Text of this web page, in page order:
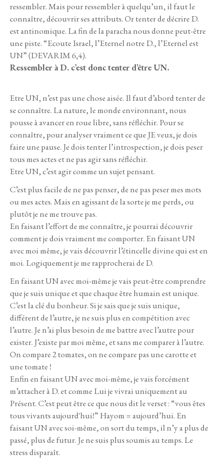
ressembler. Mais pour ressembler à quelqu’un, il faut le
connaître, découvrir ses attributs. Or tenter de décrire D.
est antinomique. La fin de la paracha nous donne peut-être
une piste. “Ecoute Israel, l’Eternel notre D., l’Eternel est
UN” (DEVARIM 6,4).
Ressembler à D. c’est donc tenter d’être UN.
Etre UN, n’est pas une chose aisée. Il faut d’abord tenter de
se connaître. La nature, le monde environnant, nous
pousse à avancer en roue libre, sans réfléchir. Pour se
connaître, pour analyser vraiment ce que JE veux, je dois
faire une pause. Je dois tenter l’introspection, je dois peser
tous mes actes et ne pas agir sans réfléchir.
Etre UN, c’est agir comme un sujet pensant.
C’est plus facile de ne pas penser, de ne pas peser mes mots
ou mes actes. Mais en agissant de la sorte je me perds, ou
plutôt je ne me trouve pas.
En faisant l’effort de me connaître, je pourrai découvrir
comment je dois vraiment me comporter. En faisant UN
avec moi même, je vais découvrir l’étincelle divine qui est en
moi. Logiquement je me rapprocherai de D.
En faisant UN avec moi-même je vais peut-être comprendre
que je suis unique et que chaque être humain est unique.
C’est la clé du bonheur. Si je sais que je suis unique,
différent de l’autre, je ne suis plus en compétition avec
l’autre. Je n’ai plus besoin de me battre avec l’autre pour
exister. J’existe par moi même, et sans me comparer à l’autre.
On compare 2 tomates, on ne compare pas une carotte et
une tomate !
Enfin en faisant UN avec moi-même, je vais forcément
m’attacher à D. et comme Lui je vivrai uniquement au
Présent. C’est peut être ce que nous dit le verset : “vous êtes
tous vivants aujourd'hui!” Hayom = aujourd’hui. En
faisant UN avec soi-même, on sort du temps, il n’y a plus de
passé, plus de futur. Je ne suis plus soumis au temps. Le
stress disparaît.